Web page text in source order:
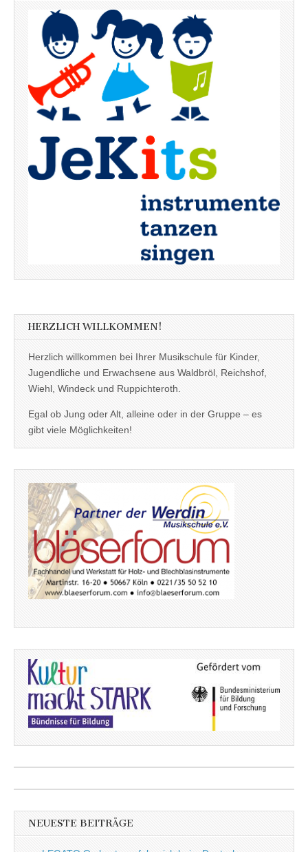
HERZLICH WILLKOMMEN!
Herzlich willkommen bei Ihrer Musikschule für Kinder,
Jugendliche und Erwachsene aus Waldbröl, Reichshof,
Wiehl, Windeck und Ruppichteroth.
Egal ob Jung oder Alt, alleine oder in der Gruppe – es
gibt viele Möglichkeiten!
NEUESTE BEITRÄGE